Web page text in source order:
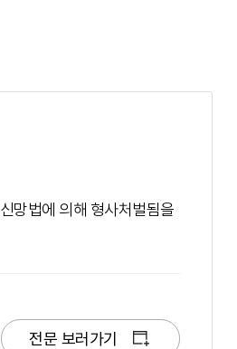
망법에 의해 형사처벌됨을
전문 보러가기